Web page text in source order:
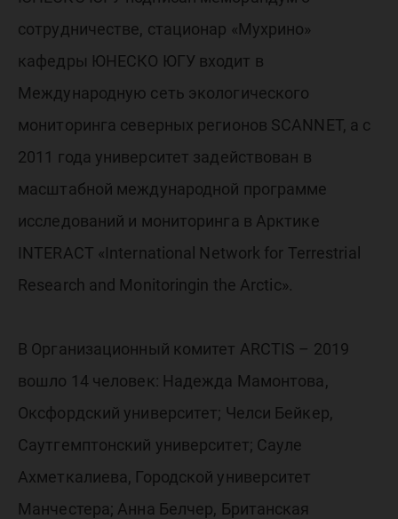
сотрудничестве, стационар «Мухрино»
кафедры ЮНЕСКО ЮГУ входит в
Международную сеть экологического
мониторинга северных регионов SCANNET, а с
2011 года университет задействован в
масштабной международной программе
исследований и мониторинга в Арктике
INTERACT «International Network for Terrestrial
Research and Monitoringin the Arctic».
В Организационный комитет ARCTIS – 2019
вошло 14 человек: Надежда Мамонтова,
Оксфордский университет; Челси Бейкер,
Саутгемптонский университет; Сауле
Ахметкалиева, Городской университет
Манчестера; Анна Белчер, Британская